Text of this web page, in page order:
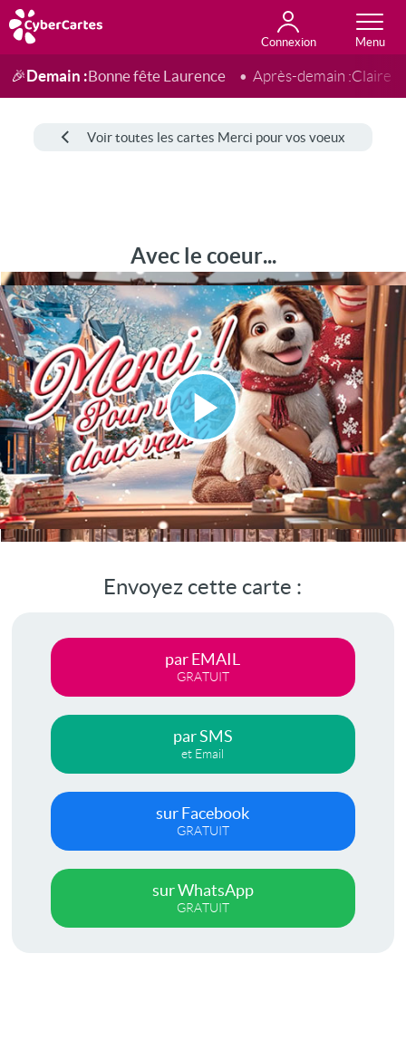
Connexion
Anniversaire
Fête du jour
Amour
Amitié
Merci
Toutes les cartes
🎉Demain :Bonne fête Laurence Après-demain :Claire
Voir toutes les cartes Merci pour vos voeux
Avec le coeur...
Lire
la
vidéo
Envoyez cette carte :
par EMAIL
GRATUIT
par SMS
et Email
sur Facebook
GRATUIT
sur WhatsApp
GRATUIT